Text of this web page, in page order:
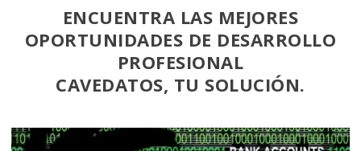
ENCUENTRA LAS MEJORES
OPORTUNIDADES DE DESARROLLO
PROFESIONAL
CAVEDATOS, TU SOLUCIÓN.